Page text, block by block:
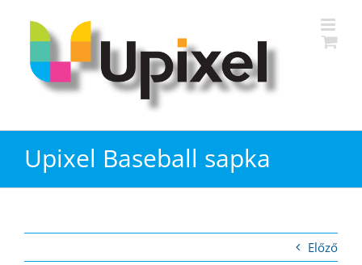
Upixel Baseball sapka
Előző